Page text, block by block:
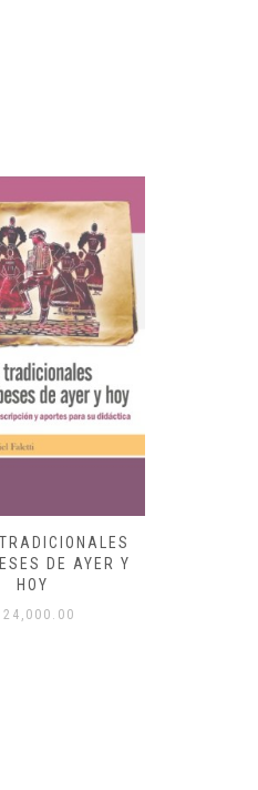
DE AYER Y
HOY
24,000.00